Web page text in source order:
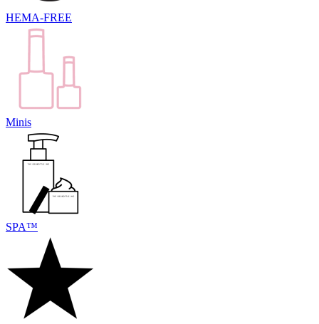
HEMA-FREE
Minis
SPA™